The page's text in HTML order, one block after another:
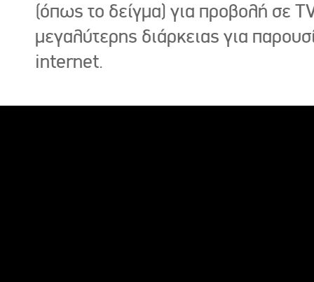
(όπως το δείγμα) για προβολή σε
μεγαλύτερης διάρκειας για
internet.